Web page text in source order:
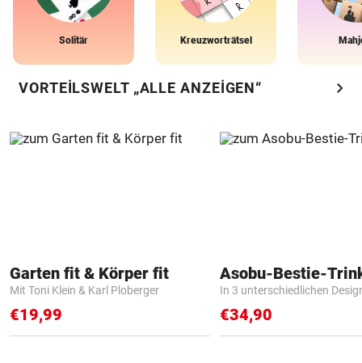
Solitär Kreuzworträtsel
VORTEILSWELT „ALLE ANZEIGEN“ chevron_right
Garten fit & Körper fit
Mit Toni Klein & Karl Ploberger
€19,99
Asobu-Bestie-
In 3 unterschiedlichen
€34,90